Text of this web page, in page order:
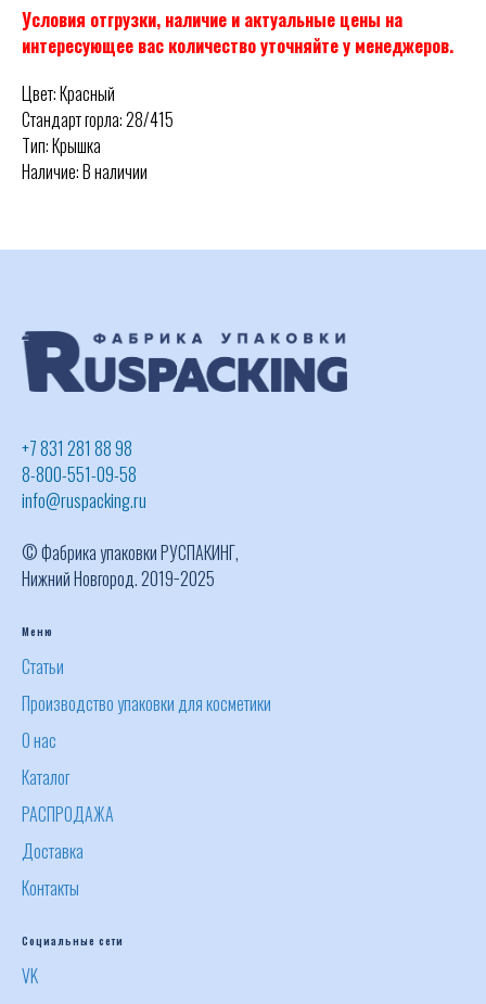
Условия отгрузки, наличие и актуальные цены на
интересующее вас количество уточняйте у менеджеров.
Цвет: Красный
Стандарт горла: 28/415
Тип: Крышка
Наличие: В наличии
+7 831 281 88 98
8-800-551-09-58
info@ruspacking.ru
© Фабрика упаковки РУСПАКИНГ,
Нижний Новгород. 2019−2025
Меню
Статьи
Производство упаковки для косметики
О нас
Каталог
РАСПРОДАЖА
Доставка
Контакты
Социальные сети
VK